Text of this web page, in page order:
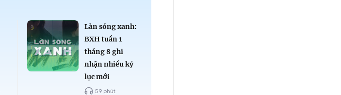
Làn sóng xanh:
BXH tuần 1
tháng 8 ghi
nhận nhiều kỷ
lục mới
59 phút